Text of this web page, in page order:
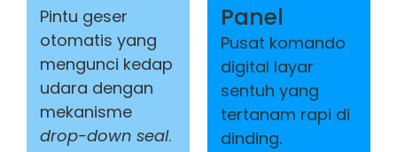
Pintu geser
otomatis yang
mengunci kedap
udara dengan
mekanisme
drop-down seal.
Panel
Pusat komando
digital layar
sentuh yang
tertanam rapi di
dinding.